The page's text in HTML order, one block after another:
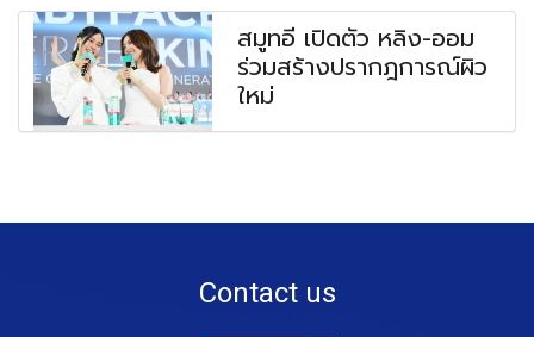
สมูทอี เปิดตัว หลิง-ออม
ร่วมสร้างปรากฎการณ์ผิว
ใหม่
Contact us